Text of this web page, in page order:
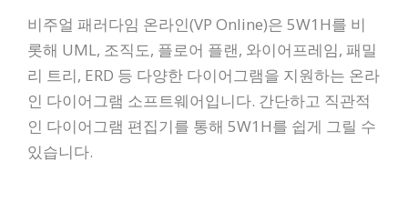
비주얼 패러다임 온라인(VP Online)은 5W1H를 비
롯해 UML, 조직도, 플로어 플랜, 와이어프레임, 패밀
리 트리, ERD 등 다양한 다이어그램을 지원하는 온라
인 다이어그램 소프트웨어입니다. 간단하고 직관적
인 다이어그램 편집기를 통해 5W1H를 쉽게 그릴 수
있습니다.